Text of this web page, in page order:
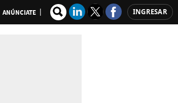
ANÚNCIATE INGRESAR